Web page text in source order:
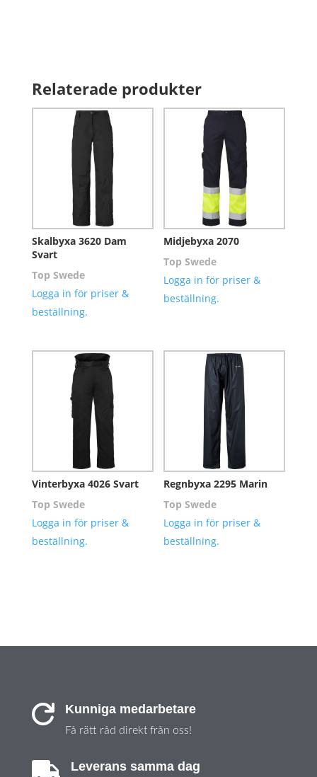
Relaterade produkter
Skalbyxa 3620 Dam
Svart
Top Swede
Logga in för priser &
beställning.
Midjebyxa 2070
Top Swede
Logga in för priser &
beställning.
Vinterbyxa 4026 Svart
Top Swede
Logga in för priser &
beställning.
Regnbyxa 2295 Marin
Top Swede
Logga in för priser &
beställning.
 Kunniga medarbetare
Få rätt råd direkt från oss!
 Leverans samma dag